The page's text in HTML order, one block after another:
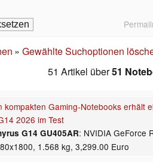
» Gewählte Suchoptionen
51 Artikel über51
kompakten Gaming-Notebooks erhält
2026 im Test
G14 GU405AR: NVIDIA GeForce
1.568 kg, 3,299.00 Euro